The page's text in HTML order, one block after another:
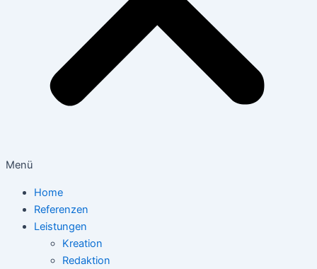
Menü
Home
Referenzen
Leistungen
Kreation
Redaktion